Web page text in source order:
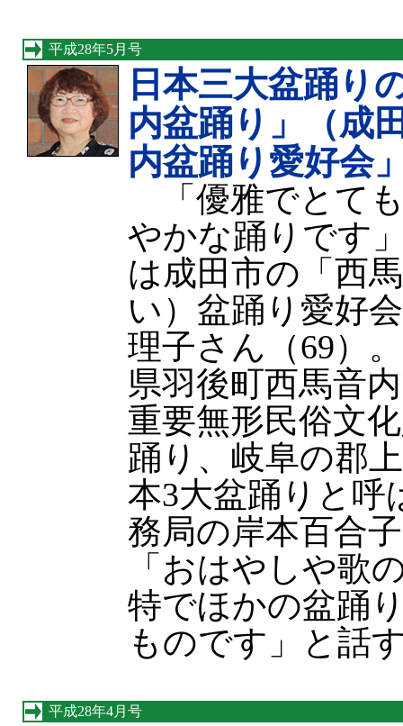
平成28年5月号
日本三大盆踊り
内盆踊り」（成
内盆踊り愛好会
「優雅でとて
やかな踊りです
は成田市の「西
い）盆踊り愛好
理子さん（69）
県羽後町西馬音
重要無形民俗文
踊り、岐阜の郡
本3大盆踊りと呼
務局の岸本百合
「おはやしや歌
特でほかの盆踊
ものです」と話
平成28年4月号